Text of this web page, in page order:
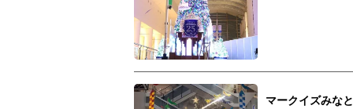
マークイズみな